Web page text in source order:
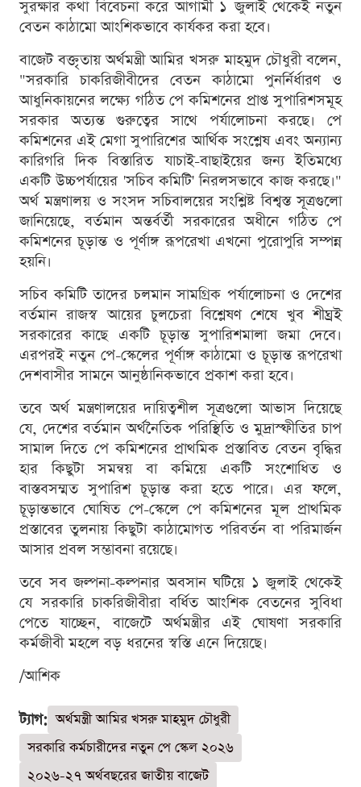
সুরক্ষার কথা বিবেচনা করে আগামী ১ জুলাই থেকেই নতুন
বেতন কাঠামো আংশিকভাবে কার্যকর করা হবে।
বাজেট বক্তৃতায় অর্থমন্ত্রী আমির খসরু মাহমুদ চৌধুরী বলেন,
"সরকারি চাকরিজীবীদের বেতন কাঠামো পুনর্নির্ধারণ ও
আধুনিকায়নের লক্ষ্যে গঠিত পে কমিশনের প্রাপ্ত সুপারিশসমূহ
সরকার অত্যন্ত গুরুত্বের সাথে পর্যালোচনা করছে। পে
কমিশনের এই মেগা সুপারিশের আর্থিক সংশ্লেষ এবং অন্যান্য
কারিগরি দিক বিস্তারিত যাচাই-বাছাইয়ের জন্য ইতিমধ্যে
একটি উচ্চপর্যায়ের 'সচিব কমিটি' নিরলসভাবে কাজ করছে।"
অর্থ মন্ত্রণালয় ও সংসদ সচিবালয়ের সংশ্লিষ্ট বিশ্বস্ত সূত্রগুলো
জানিয়েছে, বর্তমান অন্তর্বর্তী সরকারের অধীনে গঠিত পে
কমিশনের চূড়ান্ত ও পূর্ণাঙ্গ রূপরেখা এখনো পুরোপুরি সম্পন্ন
হয়নি।
সচিব কমিটি তাদের চলমান সামগ্রিক পর্যালোচনা ও দেশের
বর্তমান রাজস্ব আয়ের চুলচেরা বিশ্লেষণ শেষে খুব শীঘ্রই
সরকারের কাছে একটি চূড়ান্ত সুপারিশমালা জমা দেবে।
এরপরই নতুন পে-স্কেলের পূর্ণাঙ্গ কাঠামো ও চূড়ান্ত রূপরেখা
দেশবাসীর সামনে আনুষ্ঠানিকভাবে প্রকাশ করা হবে।
তবে অর্থ মন্ত্রণালয়ের দায়িত্বশীল সূত্রগুলো আভাস দিয়েছে
যে, দেশের বর্তমান অর্থনৈতিক পরিস্থিতি ও মুদ্রাস্ফীতির চাপ
সামাল দিতে পে কমিশনের প্রাথমিক প্রস্তাবিত বেতন বৃদ্ধির
হার কিছুটা সমন্বয় বা কমিয়ে একটি সংশোধিত ও
বাস্তবসম্মত সুপারিশ চূড়ান্ত করা হতে পারে। এর ফলে,
চূড়ান্তভাবে ঘোষিত পে-স্কেলে পে কমিশনের মূল প্রাথমিক
প্রস্তাবের তুলনায় কিছুটা কাঠামোগত পরিবর্তন বা পরিমার্জন
আসার প্রবল সম্ভাবনা রয়েছে।
তবে সব জল্পনা-কল্পনার অবসান ঘটিয়ে ১ জুলাই থেকেই
যে সরকারি চাকরিজীবীরা বর্ধিত আংশিক বেতনের সুবিধা
পেতে যাচ্ছেন, বাজেটে অর্থমন্ত্রীর এই ঘোষণা সরকারি
কর্মজীবী মহলে বড় ধরনের স্বস্তি এনে দিয়েছে।
/আশিক
ট্যাগ: অর্থমন্ত্রী আমির খসরু মাহমুদ চৌধুরী
সরকারি কর্মচারীদের নতুন পে স্কেল ২০২৬
২০২৬-২৭ অর্থবছরের জাতীয় বাজেট